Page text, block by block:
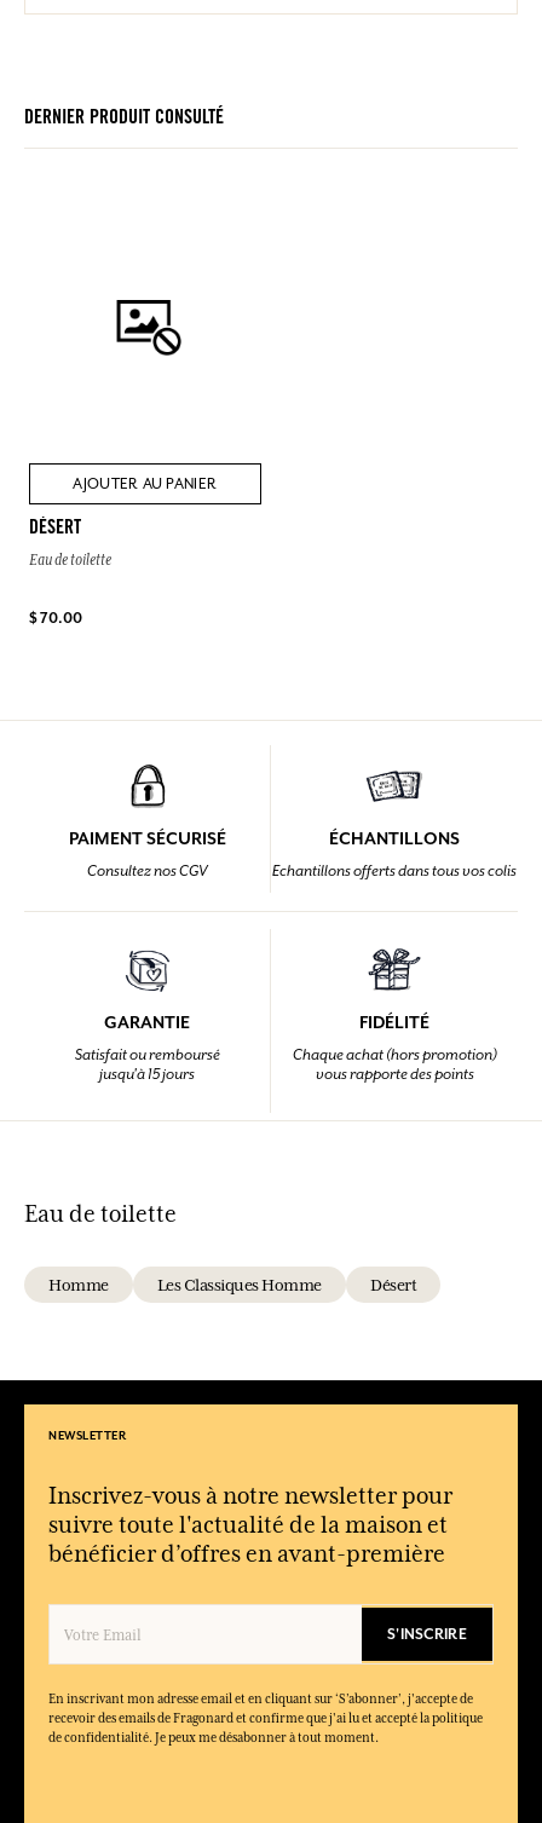
DERNIER PRODUIT CONSULTÉ
AJOUTER AU PANIER
DÉSERT
Eau de toilette
$ 70.00
PAIMENT SÉCURISÉ
Consultez nos CGV
ÉCHANTILLONS
Echantillons offerts dans tous vos colis
GARANTIE
Satisfait ou remboursé
jusqu'à 15 jours
FIDÉLITÉ
Chaque achat (hors promotion)
vous rapporte des points
Eau de toilette
Homme Les Classiques Homme Désert
NEWSLETTER
Inscrivez-vous à notre newsletter pour
suivre toute l'actualité de la maison et
bénéficier d’offres en avant-première
S'INSCRIRE
En inscrivant mon adresse email et en cliquant sur ‘S’abonner’, j'accepte de
recevoir des emails de Fragonard et confirme que j'ai lu et accepté la politique
de confidentialité. Je peux me désabonner à tout moment.